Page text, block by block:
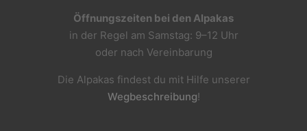
Öffnungszeiten bei den Alpakas
in der Regel am Samstag: 9–12 Uhr
oder nach Vereinbarung
Die Alpakas findest du mit Hilfe unserer
Wegbeschreibung!